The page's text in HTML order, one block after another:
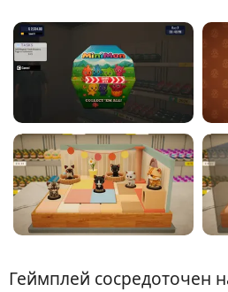
Геймплей сосредоточен